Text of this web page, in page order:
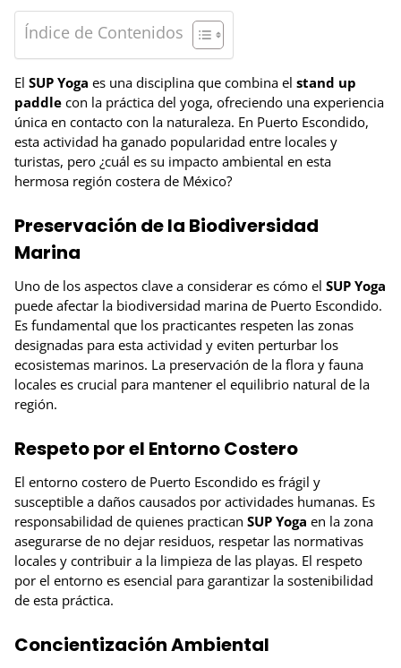
Índice de Contenidos
El SUP Yoga es una disciplina que combina el stand up
paddle con la práctica del yoga, ofreciendo una experiencia
única en contacto con la naturaleza. En Puerto Escondido,
esta actividad ha ganado popularidad entre locales y
turistas, pero ¿cuál es su impacto ambiental en esta
hermosa región costera de México?
Preservación de la Biodiversidad
Marina
Uno de los aspectos clave a considerar es cómo el SUP Yoga
puede afectar la biodiversidad marina de Puerto Escondido.
Es fundamental que los practicantes respeten las zonas
designadas para esta actividad y eviten perturbar los
ecosistemas marinos. La preservación de la flora y fauna
locales es crucial para mantener el equilibrio natural de la
región.
Respeto por el Entorno Costero
El entorno costero de Puerto Escondido es frágil y
susceptible a daños causados por actividades humanas. Es
responsabilidad de quienes practican SUP Yoga en la zona
asegurarse de no dejar residuos, respetar las normativas
locales y contribuir a la limpieza de las playas. El respeto
por el entorno es esencial para garantizar la sostenibilidad
de esta práctica.
Concientización Ambiental